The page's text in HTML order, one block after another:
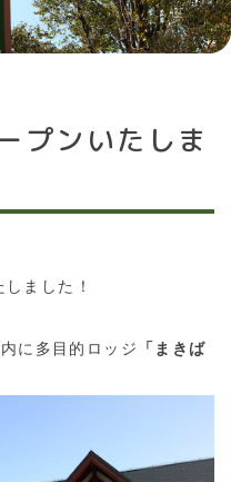
プンいたしま
ました！
に多目的ロッジ
「まきば